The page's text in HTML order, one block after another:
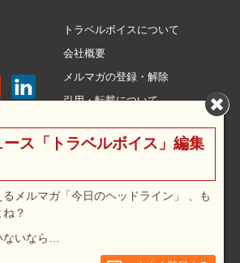
トラベルボイスについて
会社概要
メルマガの登録・解除
引用・転載について
利用規約
広告メニュー・料金
ス「トラベルボイス」編集
メルマガ「今日のヘッドライン」 、も
？
いなら…